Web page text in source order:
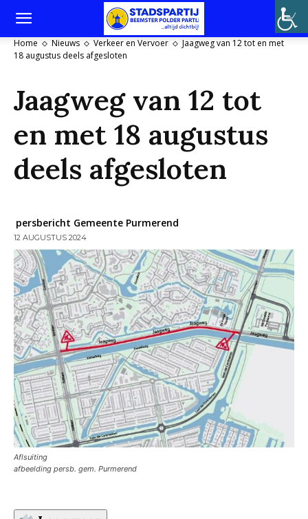
Home Nieuws Verkeer en Vervoer
Jaagweg van 12 tot en met
18 augustus deels afgesloten
Jaagweg van 12 tot
en met 18 augustus
deels afgesloten
persbericht Gemeente Purmerend
12 AUGUSTUS 2024
Aflsuiting
afbeelding persb. gem. Purmerend